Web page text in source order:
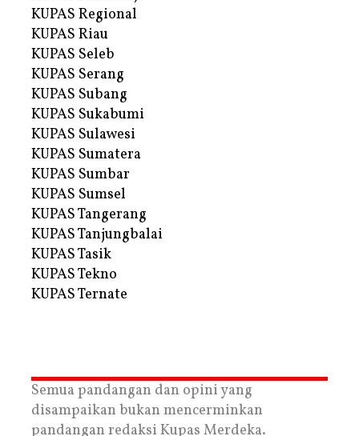
KUPAS Regional
KUPAS Riau
KUPAS Seleb
KUPAS Serang
KUPAS Subang
KUPAS Sukabumi
KUPAS Sulawesi
KUPAS Sumatera
KUPAS Sumbar
KUPAS Sumsel
KUPAS Tangerang
KUPAS Tanjungbalai
KUPAS Tasik
KUPAS Tekno
KUPAS Ternate
Semua pandangan dan opini yang
disampaikan bukan mencerminkan
pandangan redaksi Kupas Merdeka.